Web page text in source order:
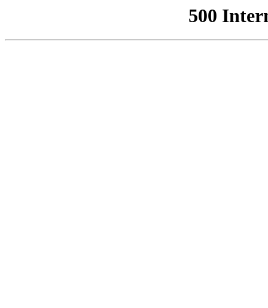
500